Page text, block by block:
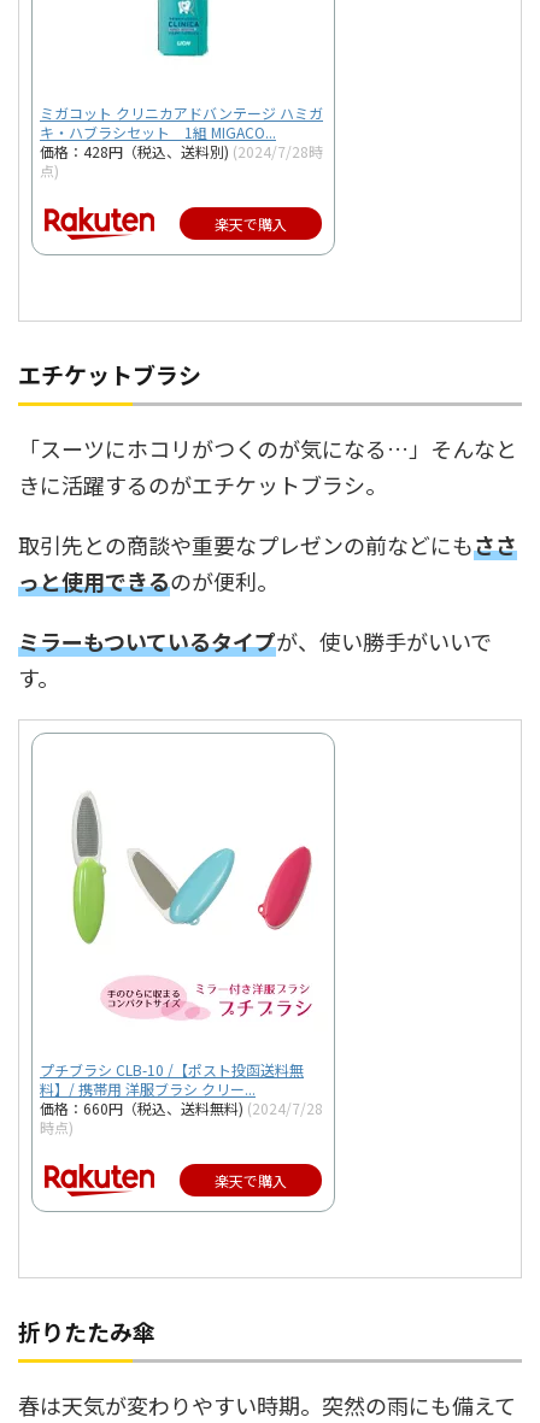
ミガコット クリニカアドバンテージ ハミガ
キ・ハブラシセット 1組 MIGACO...
価格：428円（税込、送料別) (2024/7/28時
点)
楽天で購入
エチケットブラシ
「スーツにホコリがつくのが気になる…」そんなと
きに活躍するのがエチケットブラシ。
取引先との商談や重要なプレゼンの前などにもささ
っと使用できるのが便利。
ミラーもついているタイプが、使い勝手がいいで
す。
プチブラシ CLB-10 /【ポスト投函送料無
料】/ 携帯用 洋服ブラシ クリー...
価格：660円（税込、送料無料) (2024/7/28
時点)
楽天で購入
折りたたみ傘
春は天気が変わりやすい時期。突然の雨にも備えて